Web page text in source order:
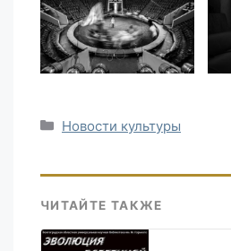
Рубрики
Новости культуры
ЧИТАЙТЕ ТАКЖЕ